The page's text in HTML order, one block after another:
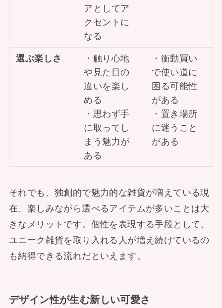
アとしてア
クセントに
なる
選ぶ楽しさ
・触り心地
や見た目の
違いを楽し
める
・思わず手
に取ってし
まう魅力が
ある
・衝動買い
で使い道に
困る可能性
がある
・置き場所
に迷うこと
がある
それでも、独創的で魅力的な雑貨が増えている現
在、楽しみながら選べるアイテムが多いことは大
きなメリットです。個性を表現する手段として、
ユニーク雑貨を取り入れる人が増え続けているの
も納得できる流れだといえます。
デザイン性が生む新しい可愛さ